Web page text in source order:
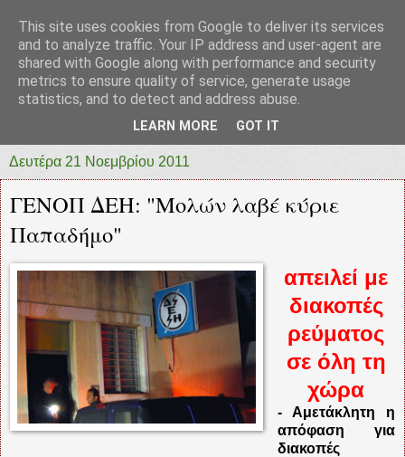
prototypia
"ΠΡΩΤΟΤΥΠΙΑ" * ΑΝΕΞΑΡΤΗΤΗ-ΗΛΕΚΤΡΟΝΙΚΗ-
Δευτέρα 21 Νοεμβρίου 2011
ΓΕΝΟΠ ΔΕΗ: "Μολών λαβέ κύριε
Παπαδήμο"
απειλεί με
διακοπές
ρεύματος
σε όλη τη
χώρα
- Αμετάκλητη η
απόφαση για
διακοπές
This site uses cookies from Google to deliver its services
and to analyze traffic. Your IP address and user-agent are
shared with Google along with performance and security
metrics to ensure quality of service, generate usage
statistics, and to detect and address abuse.
LEARN MORE GOT IT